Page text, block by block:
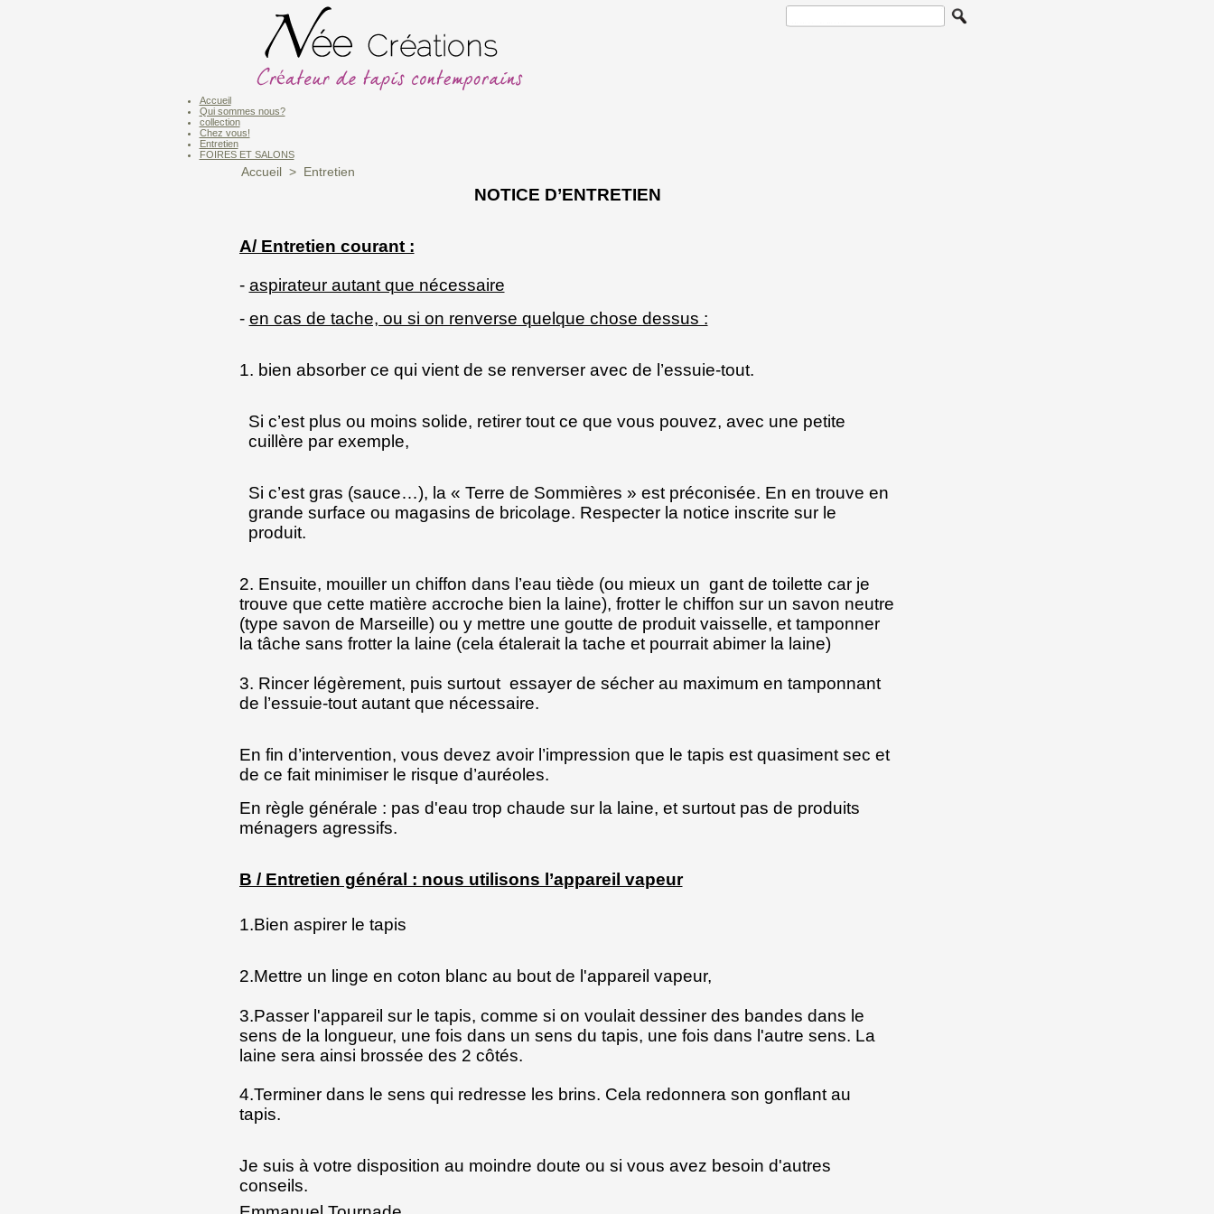
Accueil
Qui sommes nous?
collection
Chez vous!
Entretien
FOIRES ET SALONS
Accueil > Entretien
NOTICE D’ENTRETIEN
A/ Entretien courant :
- aspirateur autant que nécessaire
- en cas de tache, ou si on renverse quelque chose dessus :
1. bien absorber ce qui vient de se renverser avec de l’essuie-tout.
Si c’est plus ou moins solide, retirer tout ce que vous pouvez, avec une petite
cuillère par exemple,
Si c’est gras (sauce…), la « Terre de Sommières » est préconisée. En en trouve en
grande surface ou magasins de bricolage. Respecter la notice inscrite sur le
produit.
2. Ensuite, mouiller un chiffon dans l’eau tiède (ou mieux un gant de toilette car je
trouve que cette matière accroche bien la laine), frotter le chiffon sur un savon neutre
(type savon de Marseille) ou y mettre une goutte de produit vaisselle, et tamponner
la tâche sans frotter la laine (cela étalerait la tache et pourrait abimer la laine)
3. Rincer légèrement, puis surtout essayer de sécher au maximum en tamponnant
de l’essuie-tout autant que nécessaire.
En fin d’intervention, vous devez avoir l’impression que le tapis est quasiment sec et
de ce fait minimiser le risque d’auréoles.
En règle générale : pas d'eau trop chaude sur la laine, et surtout pas de produits
ménagers agressifs.
B / Entretien général : nous utilisons l’appareil vapeur
1.Bien aspirer le tapis
2.Mettre un linge en coton blanc au bout de l'appareil vapeur,
3.Passer l'appareil sur le tapis, comme si on voulait dessiner des bandes dans le
sens de la longueur, une fois dans un sens du tapis, une fois dans l'autre sens. La
laine sera ainsi brossée des 2 côtés.
4.Terminer dans le sens qui redresse les brins. Cela redonnera son gonflant au
tapis.
Je suis à votre disposition au moindre doute ou si vous avez besoin d'autres
conseils.